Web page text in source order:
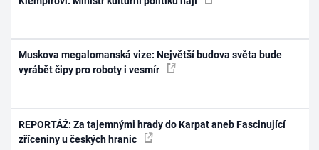
Muskova megalomanská vize: Největší budova světa bude
vyrábět čipy pro roboty i vesmír
REPORTÁŽ: Za tajemnými hrady do Karpat aneb Fascinující
zříceniny u českých hranic